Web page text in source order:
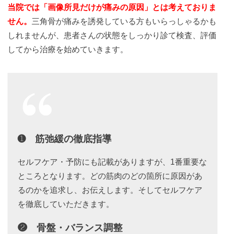
当院では「画像所見だけが痛みの原因」とは考えておりま
せん。 三角骨が痛みを誘発している方もいらっしゃるかも
しれませんが、患者さんの状態をしっかり診て検査、評価
してから治療を始めていきます。
➊ 筋弛緩の徹底指導
セルフケア・予防にも記載がありますが、1番重要な
ところとなります。どの筋肉のどの箇所に原因があ
るのかを追求し、お伝えします。そしてセルフケア
を徹底していただきます。
❷ 骨盤・バランス調整